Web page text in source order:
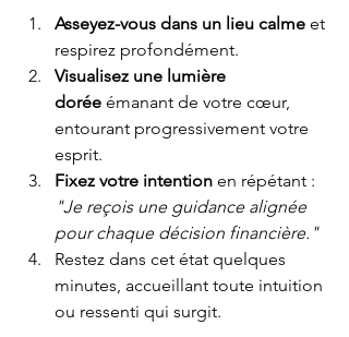
Asseyez-vous dans un lieu calme et
respirez profondément.
Visualisez une lumière
dorée émanant de votre cœur,
entourant progressivement votre
esprit.
Fixez votre intention en répétant :
"Je reçois une guidance alignée
pour chaque décision financière."
Restez dans cet état quelques
minutes, accueillant toute intuition
ou ressenti qui surgit.